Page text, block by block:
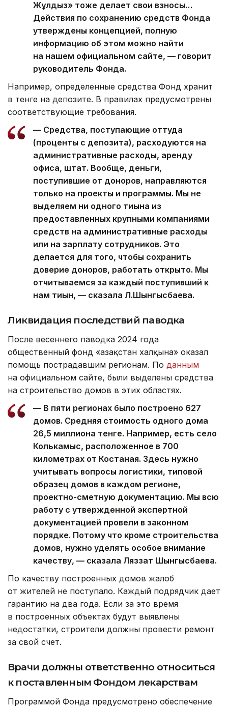
Жұлдыз» тоже делает свои взносы…
Действия по сохранению средств Фонда
утверждены концепцией, полную
информацию об этом можно найти
на нашем официальном сайте, — говорит
руководитель Фонда.
Например, определенные средства Фонд хранит
в тенге на депозите. В правилах предусмотрены
соответствующие требования.
— Средства, поступающие оттуда
(проценты с депозита), расходуются на
административные расходы, аренду
офиса, штат. Вообще, деньги,
поступившие от доноров, направляются
только на проекты и программы. Мы не
выделяем ни одного тиына из
предоставленных крупными компаниями
средств на административные расходы
или на зарплату сотрудников. Это
делается для того, чтобы сохранить
доверие доноров, работать открыто. Мы
отчитываемся за каждый поступивший к
нам тиын, — сказала Л.Шынгысбаева.
Ликвидация последствий паводка
После весеннего паводка 2024 года
общественный фонд «Қазақстан халқына» оказал
помощь пострадавшим регионам. По данным
на официальном сайте, были выделены средства
на строительство домов в этих областях.
— В пяти регионах было построено 627
домов. Средняя стоимость одного дома
26,5 миллиона тенге. Например, есть село
Колькамыс, расположенное в 700
километрах от Костаная. Здесь нужно
учитывать вопросы логистики, типовой
образец домов в каждом регионе,
проектно-сметную документацию. Мы всю
работу с утвержденной экспертной
документацией провели в законном
порядке. Потому что кроме строительства
домов, нужно уделять особое внимание
качеству, — сказала Ляззат Шынгысбаева.
По качеству построенных домов жалоб
от жителей не поступало. Каждый подрядчик дает
гарантию на два года. Если за это время
в построенных объектах будут выявлены
недостатки, строители должны провести ремонт
за свой счет.
Врачи должны ответственно относиться
к поставленным Фондом лекарствам
Программой Фонда предусмотрено обеспечение